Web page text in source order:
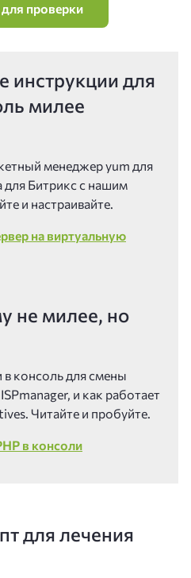
проверки
инструкции для
милее
менеджер yum для
для Битрикс с нашим
и настраивайте.
на виртуальную
не милее, но
в консоль для смены
и как работает
Читайте и пробуйте.
в консоли
для лечения